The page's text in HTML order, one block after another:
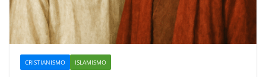
CRISTIANISMO ISLAMISMO